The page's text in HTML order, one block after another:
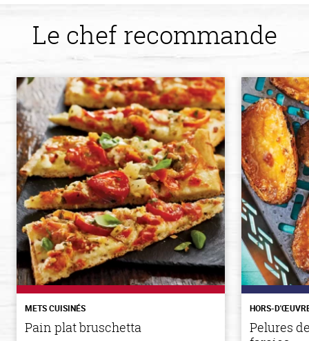
Le chef recommande
METS CUISINÉS
Pain plat bruschetta
HORS-
Pelures